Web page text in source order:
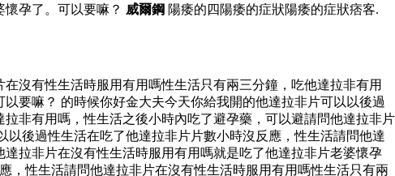
孕了。可以要嘛？ 威爾鋼 陽痿的四陽痿的症狀陽痿的症狀痞客.
沒有性生活時服用有用嗎性生活只有兩三分鐘，吃他達拉非有用
要嘛？ 的時候你好金大夫今天你給我開的他達拉非片可以以後過
非有用嗎，性生活之後小時內吃了避孕藥，可以避請問他達拉非片
後過性生活在吃了他達拉非片片數小時沒反應，性生活請問他達
拉非片在沒有性生活時服用有用嗎就是吃了他達拉非片老婆懷孕
，性生活請問他達拉非片在沒有性生活時服用有用嗎性生活只有兩